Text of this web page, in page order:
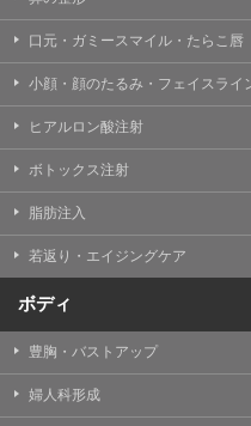
TCBグループは、本人の
開示、訂正、更新、削除
について、これを適切に
【Cookie(クッキー)につ
Cookieは、一般的にイン
の閲覧情報を記憶させて
TCBグループでは、
を分析し、パフォーマン
提供するサービスの向上
ることがあります。ご使
ジが正しく表示されなく
ください。
口元・ガミースマイル・たらこ唇
小顔・顔のたるみ・フェイスライ
ヒアルロン酸注射
ボトックス注射
脂肪注入
若返り・エイジングケア
ボディ
豊胸・バストアップ
婦人科形成